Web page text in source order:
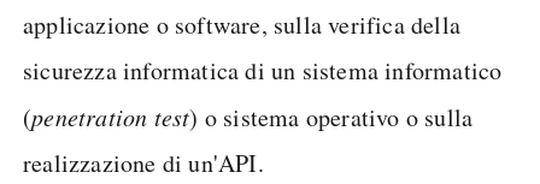
applicazione o software, sulla verifica della
sicurezza informatica di un sistema informatico
(penetration test) o sistema operativo o sulla
realizzazione di un'API.